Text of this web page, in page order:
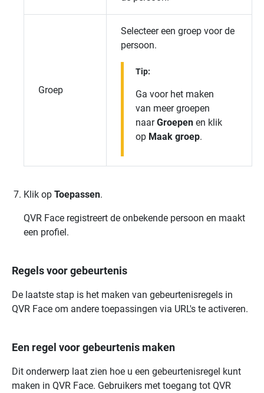
Groep
Selecteer een groep voor de
persoon.
Tip:
Ga voor het maken
van meer groepen
naarGroepen en klik
op Maak groep.
Klik op Toepassen.
QVR Face registreert de onbekende persoon en maakt
een profiel.
Regels voor gebeurtenis
De laatste stap is het maken van gebeurtenisregels in
QVR Face om andere toepassingen via URL's te activeren.
Een regel voor gebeurtenis maken
Dit onderwerp laat zien hoe u een gebeurtenisregel kunt
maken in QVR Face. Gebruikers met toegang tot QVR